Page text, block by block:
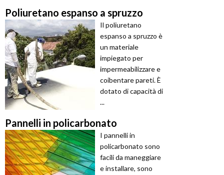
Poliuretano espanso a spruzzo
Il poliuretano
espanso a spruzzo è
un materiale
impiegato per
impermeabilizzare e
coibentare pareti. È
dotato di capacità di
...
Pannelli in policarbonato
I pannelli in
policarbonato sono
facili da maneggiare
e installare, sono